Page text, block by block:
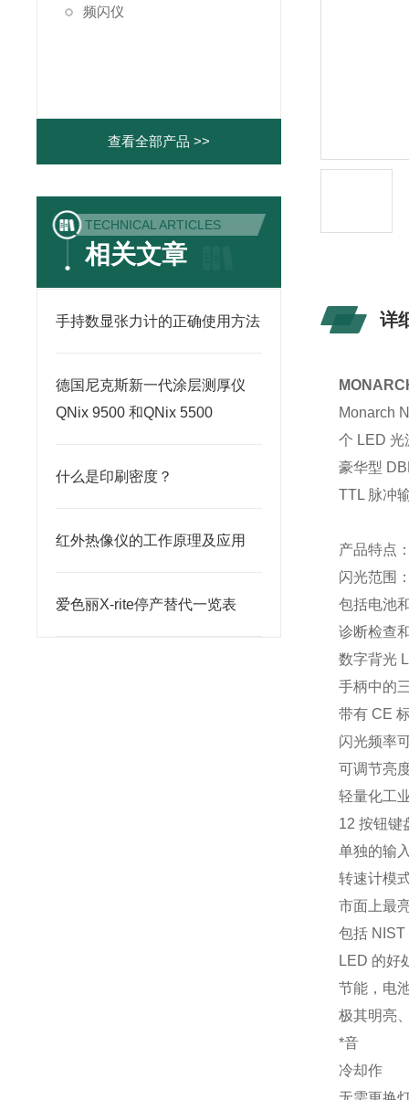
频闪仪
查看全部产品 >>
TECHNICAL ARTICLES
相关文章
手持数显张力计的正确使用方法
德国尼克斯新一代涂层测厚仪
QNix 9500 和QNix 5500
什么是印刷密度？
红外热像仪的工作原理及应用
爱色丽X-rite停产替代一览表
详
Monarch
个 LED 光
豪华型
TTL 脉冲
产品特点
闪光范围
包括电池
诊断检查
数字背光
手柄中的
带有 CE
闪光频率
可调节亮
轻量化工
12 按钮键
单独的输
转速计模
市面上最
包括
LED 的好
节能，电
极其明亮
*音
冷却作